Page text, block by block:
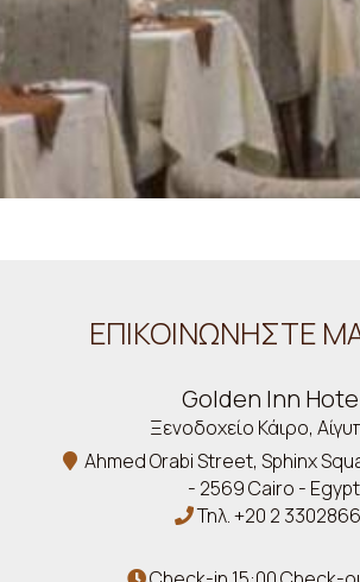
ΕΠΙΚΟΙΝΩΝΉΣΤΕ
Golden Inn
Ξενοδοχείο Κάιρο,
Ahmed Orabi Street, Sphinx
- 2569 Cairo - Egypt
Τηλ.+20 2